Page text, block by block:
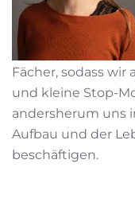
Fächer, sodass
und kleine Stop-
andersherum uns
Aufbau und der
beschäftigen.